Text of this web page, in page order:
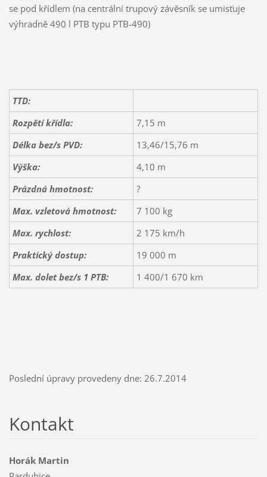
se pod křídlem (na centrální trupový závěsník se umisťuje
výhradně 490 l PTB typu PTB-490)
TTD:
Rozpětí křídla:
7,15 m
Délka bez/s PVD:
13,46/15,76 m
Výška:
4,10 m
Prázdná hmotnost:
?
Max. vzletová hmotnost:
7 100 kg
Max. rychlost:
2 175 km/h
Praktický dostup:
19 000 m
Max. dolet bez/s 1 PTB:
1 400/1 670 km
Poslední úpravy provedeny dne: 26.7.2014
Kontakt
Horák Martin